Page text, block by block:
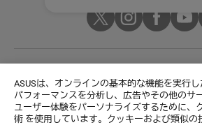
ASUSは、オンラインの基本的な機能を実行
パフォーマンスを分析し、広告やその他のサ
ユーザー体験をパーソナライズするために、
術 を使用しています。クッキーおよび類似の
© ASUSTeK Computer Inc. All rights
ご利用条件
個人情報保護方針
特定商